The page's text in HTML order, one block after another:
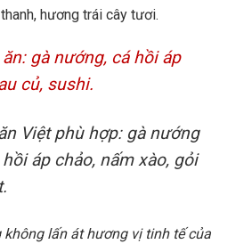
hương trái cây tươi.
gà nướng, cá hồi áp
củ, sushi.
Việt phù hợp: gà nướng
áp chảo, nấm xào, gỏi
không lấn át hương vị tinh tế của